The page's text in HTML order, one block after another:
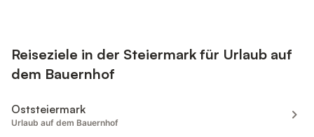
Reiseziele in der Steiermark für Urlaub auf
dem Bauernhof
Oststeiermark
Urlaub auf dem Bauernhof